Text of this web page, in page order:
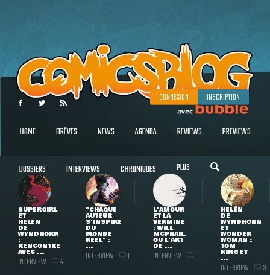
CONNEXION INSCRIPTION
HOME BRÈVES NEWS AGENDA REVIEWS PREVIEWS
DOSSIERS INTERVIEWS CHRONIQUES PLUS
SUPERGIRL
ET
HELEN
DE
WYNDHORN
:
RENCONTRE
AVEC ...
INTERVIEW 4
"CHAQUE
AUTEUR
S'INSPIRE
DU
MONDE
RÉEL" :
...
INTERVIEW 1
L'AMOUR
ET LA
VERMINE
: WILL
MCPHAIL,
OU L'ART
DE ...
INTERVIEW 1
HELEN
DE
WYNDHORN
ET
WONDER
WOMAN :
TOM
KING ET
...
INTERVIEW 3